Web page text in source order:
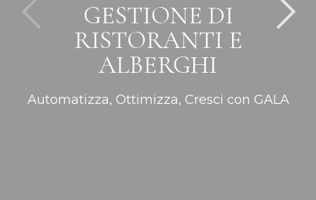
GESTIONE DI
RISTORANTI E
ALBERGHI
Automatizza, Ottimizza, Cresci con GALA